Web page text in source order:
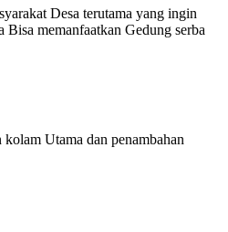
Desa terutama yang ingin
memanfaatkan Gedung serba
Utama dan penambahan